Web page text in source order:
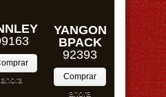
ahora
YANGON
BPACK
92393
Comprar
ahora